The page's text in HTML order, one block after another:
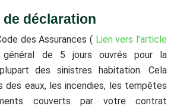
de déclaration
des Assurances ( Lien vers l’article
de 5 jours ouvrés pour la
des sinistres habitation. Cela
des eaux, les incendies, les tempêtes
couverts par votre contrat